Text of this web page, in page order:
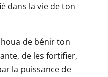
dans la vie de ton
de bénir ton
de les fortifier,
la puissance de